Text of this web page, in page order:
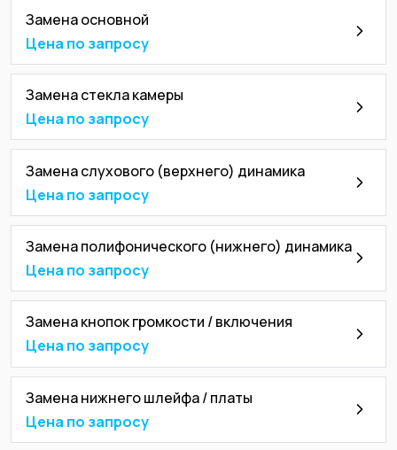
Замена основной
Цена по запросу
Замена стекла камеры
Цена по запросу
Замена слухового (верхнего) динамика
Цена по запросу
Замена полифонического (нижнего) динамика
Цена по запросу
Замена кнопок громкости / включения
Цена по запросу
Замена нижнего шлейфа / платы
Цена по запросу